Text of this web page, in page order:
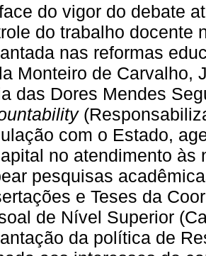
do vigor do debate
do trabalho docente
nas reformas
Monteiro de Carvalho,
das Dores Mendes
com o Estado,
no atendimento às
pesquisas
e Teses da
de Nível Superior
da política de